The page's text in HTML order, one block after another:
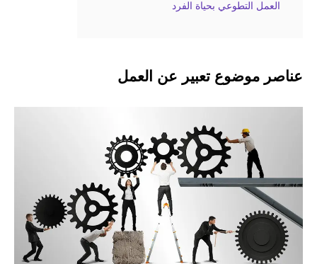
العمل التطوعي بحياة الفرد
عناصر موضوع تعبير عن العمل